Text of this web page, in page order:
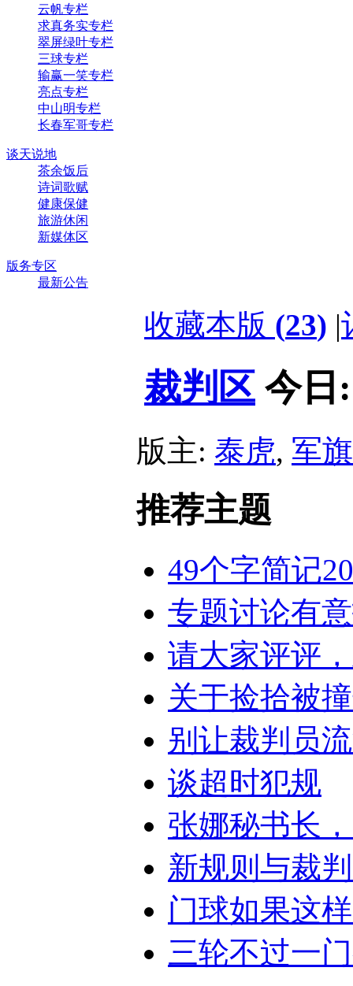
云帆专栏
求真务实专栏
翠屏绿叶专栏
三球专栏
输赢一笑专栏
亮点专栏
中山明专栏
长春军哥专栏
谈天说地
茶余饭后
诗词歌赋
健康保健
旅游休闲
新媒体区
版务专区
最新公告
收藏本版 (23) |
裁判区 今
版主: 泰虎, 军旗
推荐主题
49个字简记
专题讨论有
请大家评评
关于捡拾被
别让裁判员
谈超时犯规
张娜秘书长
新规则与裁
门球如果这
三轮不过一